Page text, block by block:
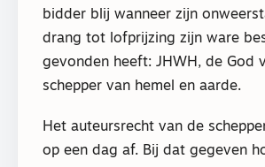
bidder blij wanneer zijn
drang tot lofprijzing zijn ware
gevonden heeft: JHWH, de God
schepper van hemel en aarde.
Het auteursrecht van de
op een dag af. Bij dat gegeven